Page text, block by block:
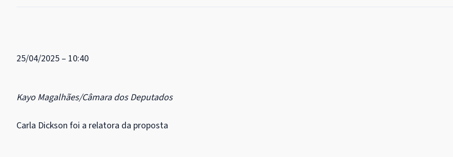
25/04/2025 – 10:40
Kayo Magalhães/Câmara dos Deputados
Carla Dickson foi a relatora da proposta